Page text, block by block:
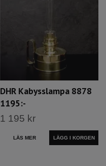
DHR Kabysslampa 8878
1195:-
1 195 kr
LÄS MER LÄGG I KORGEN